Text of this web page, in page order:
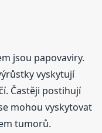
jsou papovaviry.
vyskytují
Častěji postihují
mohou vyskytovat
tumorů.